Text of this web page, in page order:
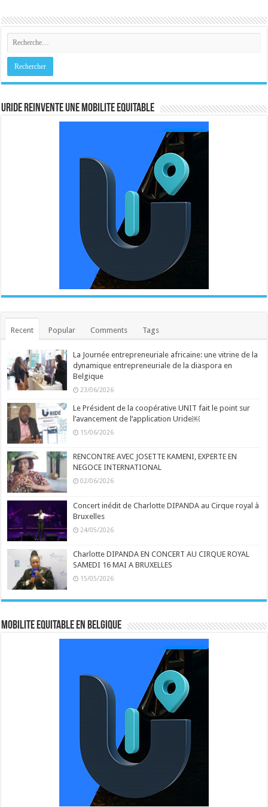
URIDE REINVENTE UNE MOBILITE EQUITABLE
Recent Popular Comments Tags
La Journée entrepreneuriale africaine: une vitrine de la
dynamique entrepreneuriale de la diaspora en
Belgique
23/06/2026
Le Président de la coopérative UNIT fait le point sur
l’avancement de l’application Uride￼
15/06/2026
RENCONTRE AVEC JOSETTE KAMENI, EXPERTE EN
NEGOCE INTERNATIONAL
02/06/2026
Concert inédit de Charlotte DIPANDA au Cirque royal à
Bruxelles
24/05/2026
Charlotte DIPANDA EN CONCERT AU CIRQUE ROYAL
SAMEDI 16 MAI A BRUXELLES
15/05/2026
MOBILITE EQUITABLE EN BELGIQUE